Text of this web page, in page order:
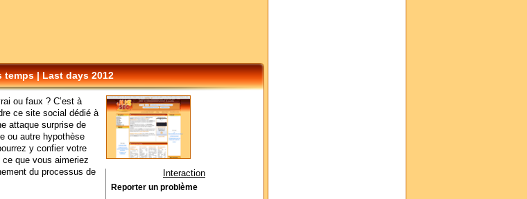
| Last days 2012
ou faux ? C’est à
ce site social dédié à
attaque surprise de
ou autre hypothèse
y confier votre
que vous aimeriez
du processus de
Interaction
Reporter un problème